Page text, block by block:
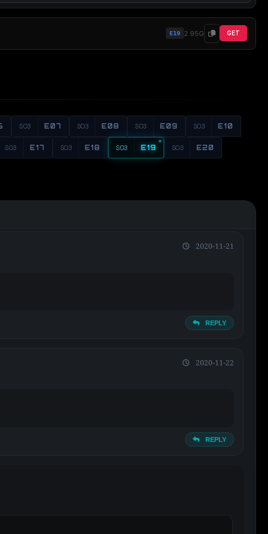
E19 2.95G GET
S03 E07 S03 E08 S03 E09 S03 E10
S03 E17 S03 E18 S03 E19 S03 E20
2020-11-21
REPLY
2020-11-22
REPLY